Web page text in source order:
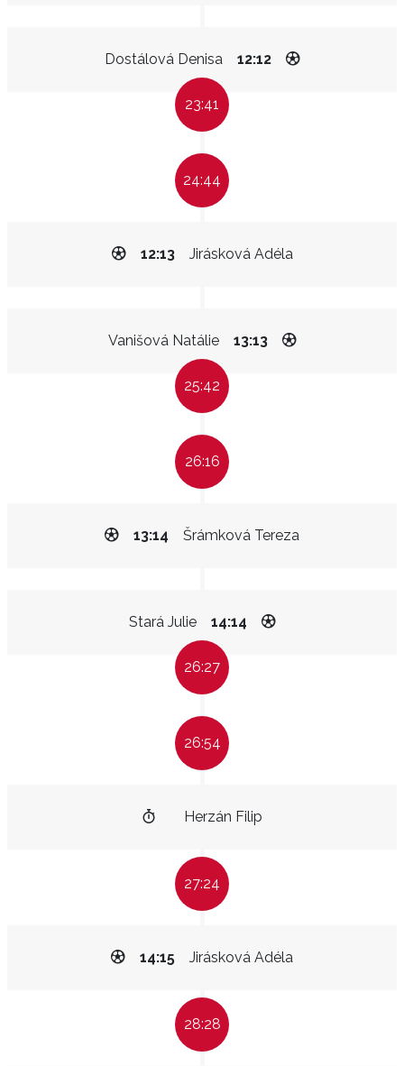
Dostálová Denisa 12:12
23:41
24:44
Jirásková Adéla
12:13
Vanišová Natálie 13:13
25:42
26:16
Šrámková Tereza
13:14
Stará Julie 14:14
26:27
26:54
Herzán Filip
27:24
Jirásková Adéla
14:15
28:28